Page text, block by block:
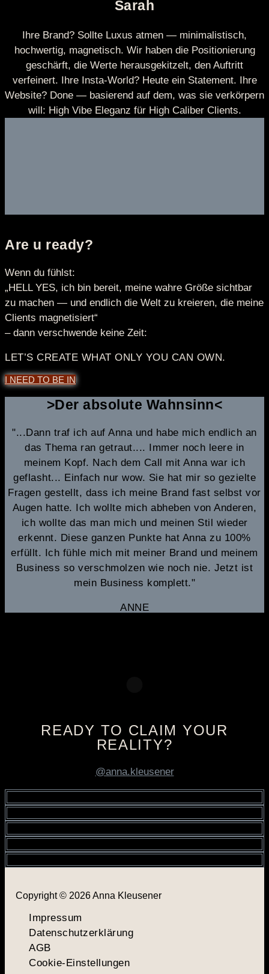
Sarah
Ihre Brand? Sollte Luxus atmen — minimalistisch,
hochwertig, magnetisch. Wir haben die Positionierung
geschärft, die Werte herausgekitzelt, den Auftritt
verfeinert. Ihre Insta-World? Heute ein Statement. Ihre
Website? Done — basierend auf dem, was sie verkörpern
will: High Vibe Eleganz für High Caliber Clients.
Are u ready?
Wenn du fühlst:
„HELL YES, ich bin bereit, meine wahre Größe sichtbar
zu machen — und endlich die Welt zu kreieren, die meine
Clients magnetisiert“
– dann verschwende keine Zeit:
LET’S CREATE WHAT ONLY YOU CAN OWN.
I NEED TO BE IN
>Der absolute Wahnsinn<
"...Dann traf ich auf Anna und habe mich endlich an
das Thema ran getraut.... Immer noch leere in
meinem Kopf. Nach dem Call mit Anna war ich
geflasht... Einfach nur wow. Sie hat mir so gezielte
Fragen gestellt, dass ich meine Brand fast selbst vor
Augen hatte. Ich wollte mich abheben von Anderen,
ich wollte das man mich und meinen Stil wieder
erkennt. Diese ganzen Punkte hat Anna zu 100%
erfüllt. Ich fühle mich mit meiner Brand und meinem
Business so verschmolzen wie noch nie. Jetzt ist
mein Business komplett."
ANNE
READY TO CLAIM YOUR
REALITY?
@anna.kleusener
Copyright © 2026 Anna Kleusener
Impressum
Datenschutzerklärung
AGB
Cookie-Einstellungen